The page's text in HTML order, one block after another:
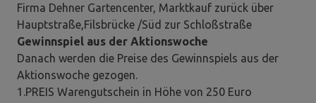
Firma Dehner Gartencenter, Marktkauf zurück über
Hauptstraße,Filsbrücke /Süd zur Schloßstraße
Gewinnspiel aus der Aktionswoche
Danach werden die Preise des Gewinnspiels aus der
Aktionswoche gezogen.
1.PREIS Warengutschein in Höhe von 250 Euro